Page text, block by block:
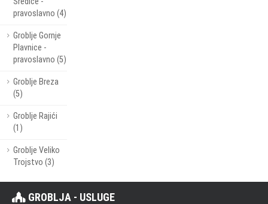
pravoslavno (4)
Groblje Gornje
Plavnice -
pravoslavno (5)
Groblje Breza
(5)
Groblje Rajići
(1)
Groblje Veliko
Trojstvo (3)
GROBLJA - USLUGE